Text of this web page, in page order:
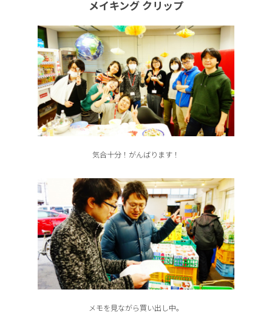
メイキング クリップ
気合十分！がんばります！
メモを見ながら買い出し中。